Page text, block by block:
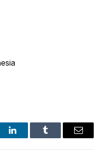
LinkedInTumblr Email